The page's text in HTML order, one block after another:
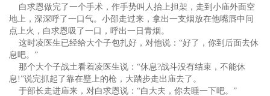
白求恩做完了一个手术，作手势叫人抬上担架，走到小庙外面空
地上，深深呼了一口气。小邵走过来，拿出一支烟放在他嘴唇中间
点上火，白求恩吸了一口，呼出一日青烟。
这时凌医生已经给大个子包扎好，对他说：“好了，你到后面去休
息吧。”
那个大个子战土看着凌医生说：“休息?战斗没有结束，不能休
息!”说完抓起了靠在壁上的枪，大踏步走出庙去了。
于部长走进庙来，对白求恩说：“白大夫，你去睡一下吧。”